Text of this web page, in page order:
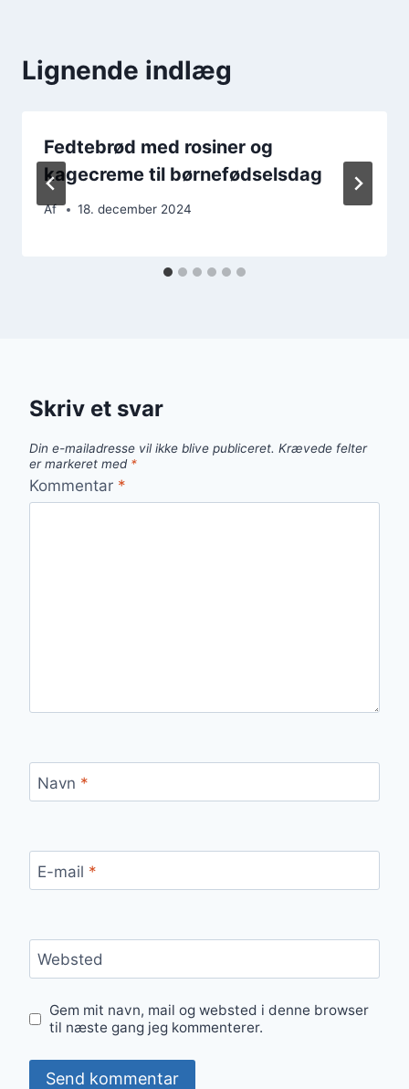
Lignende indlæg
Fedtebrød med rosiner og
kagecreme til børnefødselsdag
Af 18. december 2024
Skriv et svar
Din e-mailadresse vil ikke blive publiceret. Krævede felter
er markeret med *
Kommentar *
Navn *
E-mail *
Websted
Gem mit navn, mail og websted i denne browser
til næste gang jeg kommenterer.